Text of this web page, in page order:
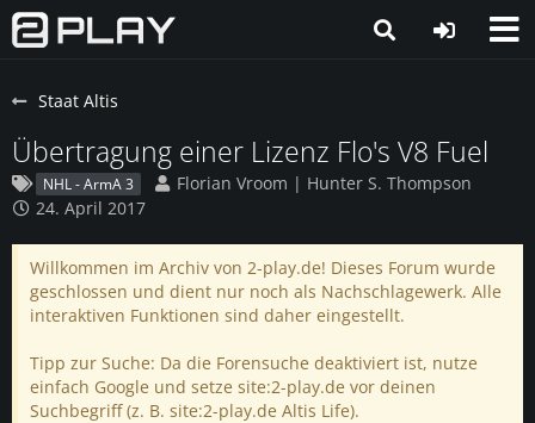
Staat Altis
Übertragung einer Lizenz Flo's V8 Fuel
NHL - ArmA 3
Florian Vroom | Hunter S. Thompson
24. April 2017
Willkommen im Archiv von 2-play.de! Dieses Forum wurde
geschlossen und dient nur noch als Nachschlagewerk. Alle
interaktiven Funktionen sind daher eingestellt.
Tipp zur Suche: Da die Forensuche deaktiviert ist, nutze
einfach Google und setze site:2-play.de vor deinen
Suchbegriff (z. B. site:2-play.de Altis Life).